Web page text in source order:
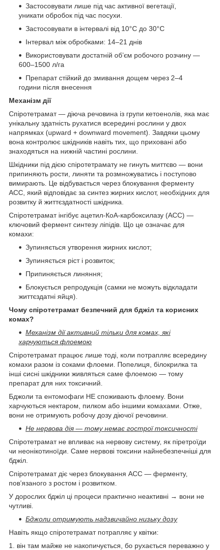
Застосовувати лише під час активної вегетації,
уникати обробок під час посухи.
Застосовувати в інтервалі від 10°C до 30°C
Інтервал між обробками: 14–21 днів
Використовувати достатній об’єм робочого розчину —
600–1500 л/га
Препарат стійкий до змивання дощем через 2–4
години після внесення
Механізм дії
Спіротетрамат — діюча речовина із групи кетоенолів, яка має
унікальну здатність рухатися всередині рослини у двох
напрямках (upward + downward movement). Завдяки цьому
вона контролює шкідників навіть тих, що приховані або
знаходяться на нижній частині рослини.
Шкідники під дією спіротетрамату не гинуть миттєво — вони
припиняють рости, линяти та розмножуватись і поступово
вимирають. Це відбувається через блокування ферменту
ACC, який відповідає за синтез жирних кислот, необхідних для
розвитку й життєздатності шкідника.
Спіротетрамат інгібує ацетил-КоА-карбоксилазу (ACC) —
ключовий фермент синтезу ліпідів. Що це означає для
комахи:
Зупиняється утворення жирних кислот;
Зупиняється ріст і розвиток;
Припиняється линяння;
Блокується репродукція (самки не можуть відкладати
життєздатні яйця).
Чому спіротетрамат безпечний для бджіл та корисних
комах?
Механізм дії активний тільки для комах, які
харчуються флоемою
Спіротетрамат працює лише тоді, коли потрапляє всередину
комахи разом із соками флоеми. Попелиця, білокрилка та
інші сисні шкідники живляться саме флоемою — тому
препарат для них токсичний.
Бджоли та ентомофаги НЕ споживають флоему. Вони
харчуються нектаром, пилком або іншими комахами. Отже,
вони не отримують робочу дозу діючої речовини.
Не нервова дія — тому немає гострої токсичності
Спіротетрамат не впливає на нервову систему, як піретроїди
чи неонікотиноїди. Саме нервові токсини найнебезпечніші для
бджіл.
Спіротетрамат діє через блокування ACC — ферменту,
пов’язаного з ростом і розвитком.
У дорослих бджіл ці процеси практично неактивні → вони не
чутливі.
Бджоли отримують надзвичайно низьку дозу
Навіть якщо спіротетрамат потрапляє у квітки:
1. він там майже не накопичується, бо рухається переважно у